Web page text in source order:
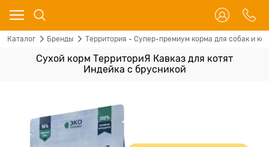
Каталог Бренды Территория - Супер-премиум корма для собак и
Сухой корм ТерриториЯ Кавказ для котят
Индейка с брусникой